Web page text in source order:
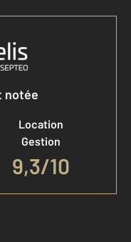
notée
Location
Gestion
9,3/10